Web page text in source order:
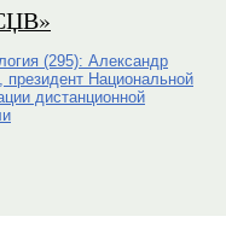
(295): Александр
президент Национальной
дистанционной